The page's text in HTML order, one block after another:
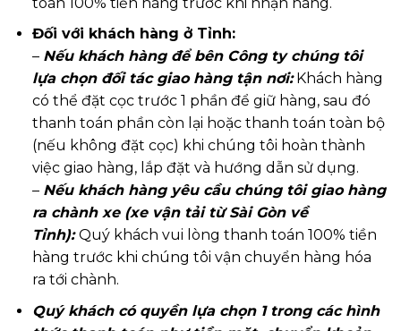
Đối với khách hàng ở Tỉnh:
– Nếu khách hàng để bên Công ty chúng tôi
lựa chọn đối tác giao hàng tận nơi:Khách hàng
có thể đặt cọc trước 1 phần để giữ hàng, sau đó
thanh toán phần còn lại hoặc thanh toán toàn bộ
(nếu không đặt cọc) khi chúng tôi hoàn thành
việc giao hàng, lắp đặt và hướng dẫn sử dụng.
– Nếu khách hàng yêu cầu chúng tôi giao hàng
ra chành xe (xe vận tải từ Sài Gòn về
Tỉnh):Quý khách vui lòng thanh toán 100% tiền
hàng trước khi chúng tôi vận chuyển hàng hóa
ra tới chành.
Quý khách có quyền lựa chọn 1 trong các hình